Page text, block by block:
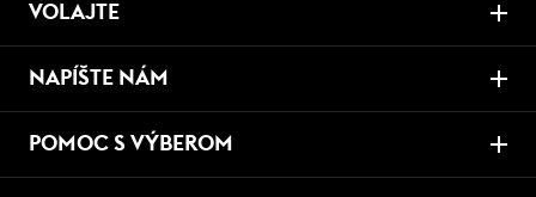
VOLAJTE
NAPÍŠTE NÁM
POMOC S VÝBEROM